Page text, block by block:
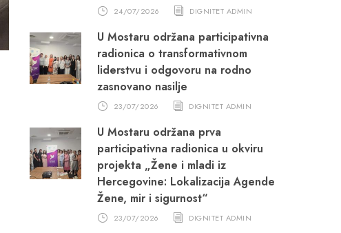
24/07/2026 DIGNITET ADMIN
U Mostaru održana participativna
radionica o transformativnom
liderstvu i odgovoru na rodno
zasnovano nasilje
23/07/2026 DIGNITET ADMIN
U Mostaru održana prva
participativna radionica u okviru
projekta „Žene i mladi iz
Hercegovine: Lokalizacija Agende
Žene, mir i sigurnost“
23/07/2026 DIGNITET ADMIN